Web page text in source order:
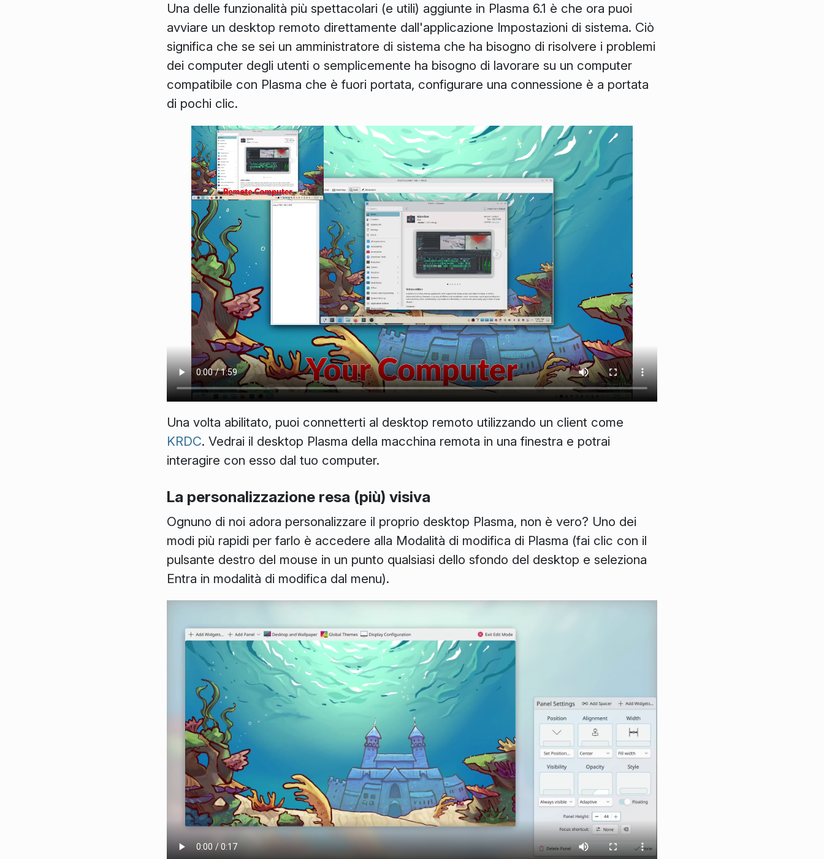
Una delle funzionalità più spettacolari (e utili) aggiunte in Plasma 6.1 è che ora puoi
avviare un desktop remoto direttamente dall'applicazione Impostazioni di sistema. Ciò
significa che se sei un amministratore di sistema che ha bisogno di risolvere i problemi
dei computer degli utenti o semplicemente ha bisogno di lavorare su un computer
compatibile con Plasma che è fuori portata, configurare una connessione è a portata
di pochi clic.
Una volta abilitato, puoi connetterti al desktop remoto utilizzando un client come
KRDC. Vedrai il desktop Plasma della macchina remota in una finestra e potrai
interagire con esso dal tuo computer.
La personalizzazione resa (più) visiva
Ognuno di noi adora personalizzare il proprio desktop Plasma, non è vero? Uno dei
modi più rapidi per farlo è accedere alla Modalità di modifica di Plasma (fai clic con il
pulsante destro del mouse in un punto qualsiasi dello sfondo del desktop e seleziona
Entra in modalità di modifica dal menu).